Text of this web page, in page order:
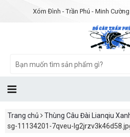
Xóm Đình - Trần Phú - Minh
Trang chủ
Thùng Câu Đài Lianqiu
sg-11134201-7qveu-